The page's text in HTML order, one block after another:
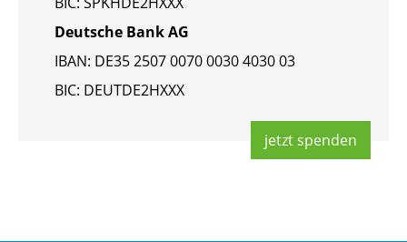
Deut­sche Bank AG
IBAN: DE35 2507 0070 0030 4030 03
BIC: DEUT­DE2HXXX
jetzt spen­den